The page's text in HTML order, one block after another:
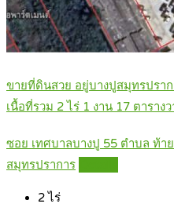
ขายที่ดินสวย อยู่บางปูสมุทรปรา
เนื้อที่รวม 2 ไร่ 1 งาน 17 ตารางว
ซอย เทศบาลบางปู 55 ตำบล ท้า
สมุทรปราการ
2ไร่